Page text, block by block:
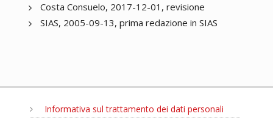
Costa Consuelo, 2017-12-01, revisione
SIAS, 2005-09-13, prima redazione in SIAS
Informativa sul trattamento dei dati personali